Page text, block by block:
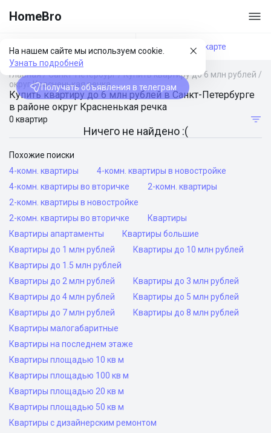
HomeBro
На нашем сайте мы используем cookie.
Узнать подробней
Получать объявления в телеграм
Фильтры На карте
Главная/Санкт-Петербург/Купить квартиру до 6 млн рублей /
округ Красненькая речка
Купить квартиру до 6 млн рублей в Санкт-Петербурге
в районе округ Красненькая речка
0 квартир
Ничего не найдено :(
Похожие поиски
4-комн. квартиры
4-комн. квартиры в новостройке
4-комн. квартиры во вторичке
2-комн. квартиры
2-комн. квартиры в новостройке
2-комн. квартиры во вторичке
Квартиры
Квартиры апартаменты
Квартиры большие
Квартиры до 1 млн рублей
Квартиры до 10 млн рублей
Квартиры до 1.5 млн рублей
Квартиры до 2 млн рублей
Квартиры до 3 млн рублей
Квартиры до 4 млн рублей
Квартиры до 5 млн рублей
Квартиры до 7 млн рублей
Квартиры до 8 млн рублей
Квартиры малогабаритные
Квартиры на последнем этаже
Квартиры площадью 10 кв м
Квартиры площадью 100 кв м
Квартиры площадью 20 кв м
Квартиры площадью 50 кв м
Квартиры с дизайнерским ремонтом